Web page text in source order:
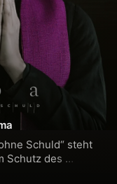
Schuld“ steht
Schutz des